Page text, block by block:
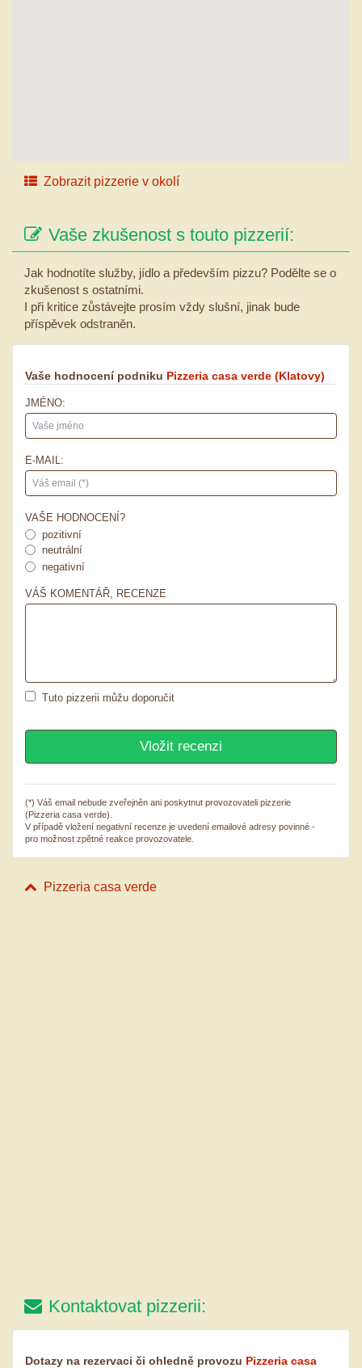
Zobrazit pizzerie v okolí
Vaše zkušenost s touto pizzerií:
Jak hodnotíte služby, jídlo a především pizzu? Podělte se o
zkušenost s ostatními.
I při kritice zůstávejte prosím vždy slušní, jinak bude
příspěvek odstraněn.
Vaše hodnocení podniku Pizzeria casa verde (Klatovy)
JMÉNO:
E-MAIL:
VAŠE HODNOCENÍ?
pozitivní
neutrální
negativní
VÁŠ KOMENTÁŘ, RECENZE
Tuto pizzerii můžu doporučit
(*) Váš email nebude zveřejněn ani poskytnut provozovateli pizzerie
(Pizzeria casa verde).
V případě vložení negativní recenze je uvedení emailové adresy povinné -
pro možnost zpětné reakce provozovatele.
Pizzeria casa verde
Kontaktovat pizzerii:
Dotazy na rezervaci či ohledně provozu Pizzeria casa